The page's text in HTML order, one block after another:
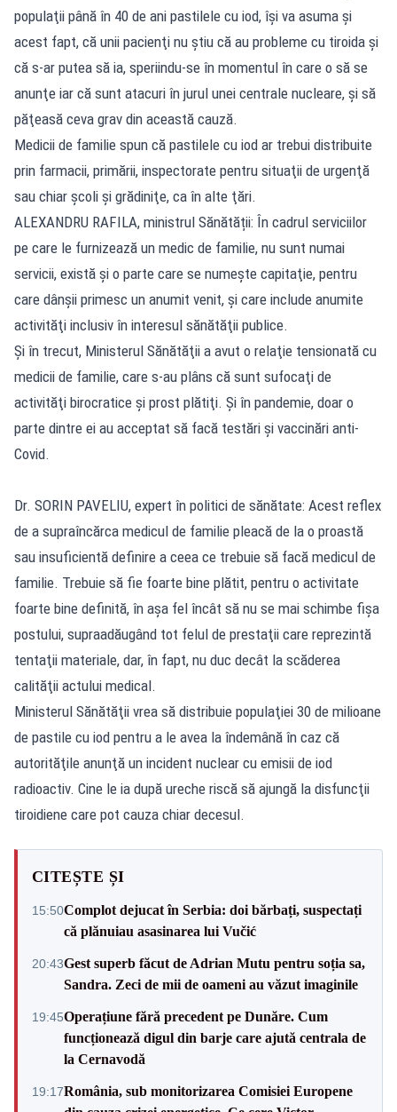
populaţii până în 40 de ani pastilele cu iod, îşi va asuma şi
acest fapt, că unii pacienţi nu ştiu că au probleme cu tiroida şi
că s-ar putea să ia, speriindu-se în momentul în care o să se
anunţe iar că sunt atacuri în jurul unei centrale nucleare, şi să
păţeasă ceva grav din această cauză.
Medicii de familie spun că pastilele cu iod ar trebui distribuite
prin farmacii, primării, inspectorate pentru situaţii de urgenţă
sau chiar şcoli şi grădiniţe, ca în alte ţări.
ALEXANDRU RAFILA, ministrul Sănătății: În cadrul serviciilor
pe care le furnizează un medic de familie, nu sunt numai
servicii, există şi o parte care se numeşte capitaţie, pentru
care dânşii primesc un anumit venit, şi care include anumite
activităţi inclusiv în interesul sănătăţii publice.
Şi în trecut, Ministerul Sănătăţii a avut o relaţie tensionată cu
medicii de familie, care s-au plâns că sunt sufocaţi de
activităţi birocratice şi prost plătiţi. Şi în pandemie, doar o
parte dintre ei au acceptat să facă testări şi vaccinări anti-
Covid.
Dr. SORIN PAVELIU, expert în politici de sănătate: Acest reflex
de a supraîncărca medicul de familie pleacă de la o proastă
sau insuficientă definire a ceea ce trebuie să facă medicul de
familie. Trebuie să fie foarte bine plătit, pentru o activitate
foarte bine definită, în aşa fel încât să nu se mai schimbe fişa
postului, supraadăugând tot felul de prestaţii care reprezintă
tentaţii materiale, dar, în fapt, nu duc decât la scăderea
calităţii actului medical.
Ministerul Sănătăţii vrea să distribuie populaţiei 30 de milioane
de pastile cu iod pentru a le avea la îndemână în caz că
autorităţile anunţă un incident nuclear cu emisii de iod
radioactiv. Cine le ia după ureche riscă să ajungă la disfuncţii
tiroidiene care pot cauza chiar decesul.
CITEȘTE ȘI
15:50Complot dejucat în Serbia: doi bărbați, suspectați
că plănuiau asasinarea lui Vučić
20:43Gest superb făcut de Adrian Mutu pentru soția sa,
Sandra. Zeci de mii de oameni au văzut imaginile
19:45Operațiune fără precedent pe Dunăre. Cum
funcționează digul din barje care ajută centrala de
la Cernavodă
19:17România, sub monitorizarea Comisiei Europene